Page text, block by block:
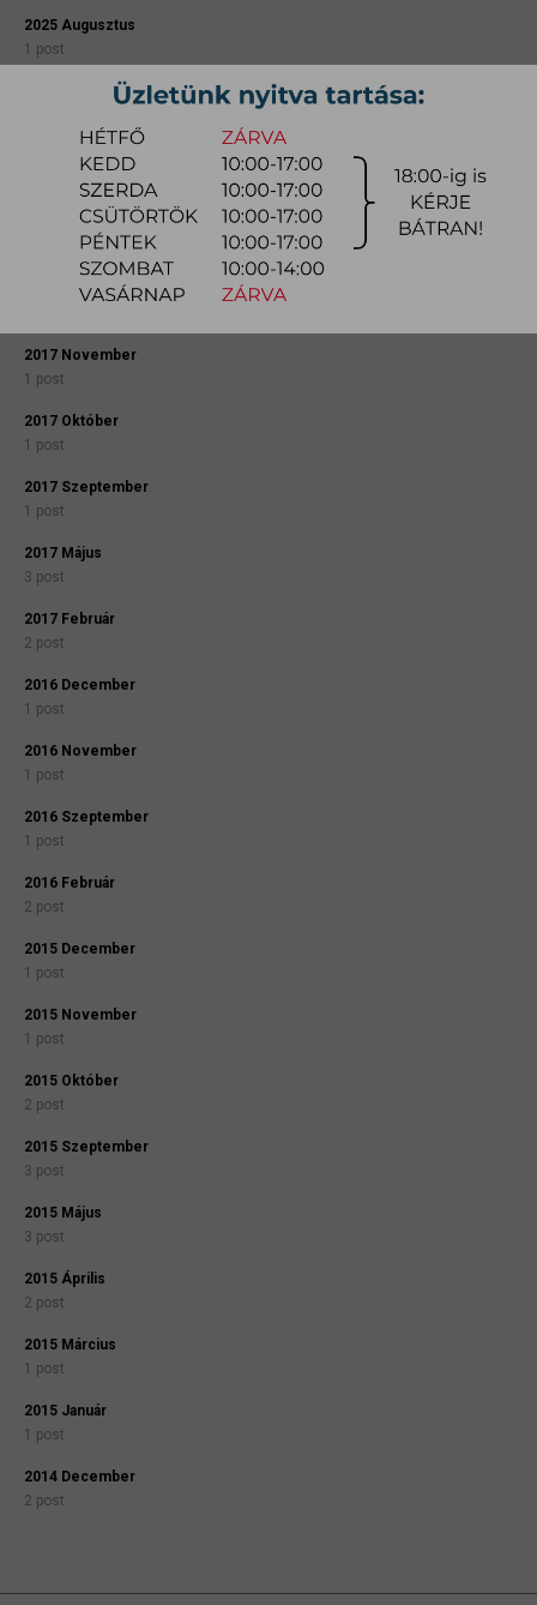
2025 Augusztus
1 post
2025 Június
2025 Április
2025 Február
2017 November
1 post
2017 Október
1 post
2017 Szeptember
1 post
2017 Május
3 post
2017 Február
2 post
2016 December
1 post
2016 November
1 post
2016 Szeptember
1 post
2016 Február
2 post
2015 December
1 post
2015 November
1 post
2015 Október
2 post
2015 Szeptember
3 post
2015 Május
3 post
2015 Április
2 post
2015 Március
1 post
2015 Január
1 post
2014 December
2 post